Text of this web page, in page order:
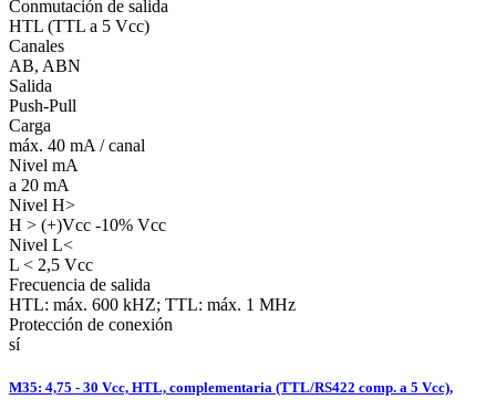
Conmutación de salida
HTL (TTL a 5 Vcc)
Canales
AB, ABN
Salida
Push-Pull
Carga
máx. 40 mA / canal
Nivel mA
a 20 mA
Nivel H>
H > (+)Vcc -10% Vcc
Nivel L<
L < 2,5 Vcc
Frecuencia de salida
HTL: máx. 600 kHZ; TTL: máx. 1 MHz
Protección de conexión
sí
M35: 4,75 - 30 Vcc, HTL, complementaria (TTL/RS422 comp. a 5 Vcc),